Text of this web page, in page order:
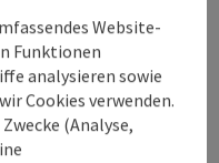
Beitrag drucken
In der Nähe
Website-
Funktionen
analysieren sowie
Cookies verwenden.
(Analyse,